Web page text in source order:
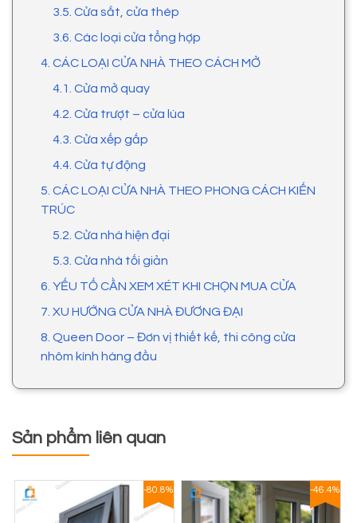
3.5. Cửa sắt, cửa thép
3.6. Các loại cửa tổng hợp
4. CÁC LOẠI CỬA NHÀ THEO CÁCH MỞ
4.1. Cửa mở quay
4.2. Cửa trượt – cửa lùa
4.3. Cửa xếp gấp
4.4. Cửa tự động
5. CÁC LOẠI CỬA NHÀ THEO PHONG CÁCH KIẾN
TRÚC
5.2. Cửa nhà hiện đại
5.3. Cửa nhà tối giản
6. YẾU TỐ CẦN XEM XÉT KHI CHỌN MUA CỬA
7. XU HƯỚNG CỬA NHÀ ĐƯƠNG ĐẠI
8. Queen Door – Đơn vị thiết kế, thi công cửa
nhôm kính hàng đầu
Sản phẩm liên quan
-80.8% -46.4%